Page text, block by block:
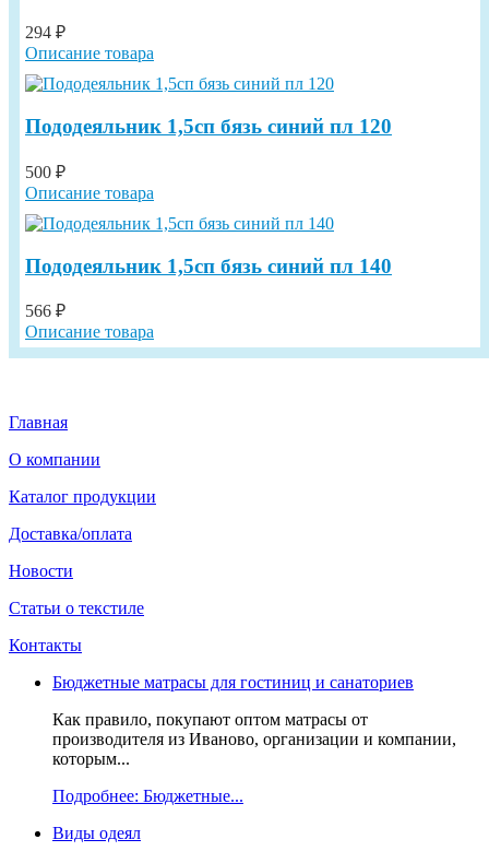
294 ₽
Описание товара
Пододеяльник 1,5сп бязь синий пл 120
500 ₽
Описание товара
Пододеяльник 1,5сп бязь синий пл 140
566 ₽
Описание товара
Главная
О компании
Каталог продукции
Доставка/оплата
Новости
Статьи о текстиле
Контакты
Бюджетные матрасы для гостиниц и санаториев
Как правило, покупают оптом матрасы от
производителя из Иваново, организации и компании,
которым...
Подробнее: Бюджетные...
Виды одеял